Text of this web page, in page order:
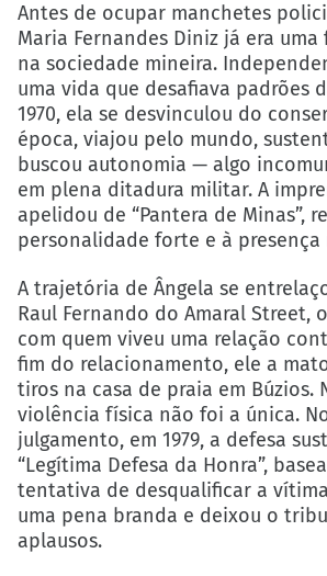
Antes de ocupar manchetes
Maria Fernandes Diniz já era
na sociedade mineira.
uma vida que desafiava padrões
1970, ela se desvinculou do
época, viajou pelo mundo,
buscou autonomia — algo
em plena ditadura militar. A
apelidou de “Pantera de Minas”,
personalidade forte e à presença
A trajetória de Ângela se
Raul Fernando do Amaral Street,
com quem viveu uma relação
fim do relacionamento, ele a
tiros na casa de praia em Búzios.
violência física não foi a única.
julgamento, em 1979, a defesa
“Legítima Defesa da Honra”,
tentativa de desqualificar a
uma pena branda e deixou o
aplausos.